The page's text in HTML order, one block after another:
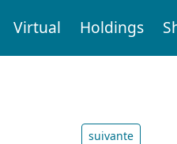
Virtual Holdings
suivante